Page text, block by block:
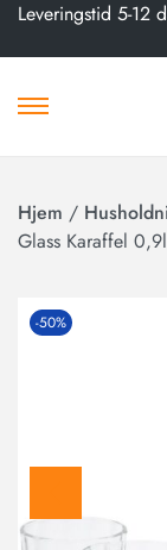
Leveringstid 5-12
Hjem /
Glass Karaffel
-50%